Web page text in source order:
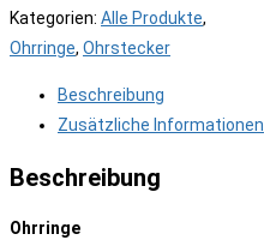
Kategorien: Alle Produkte,
Ohrringe, Ohrstecker
Beschreibung
Zusätzliche Informationen
Beschreibung
Ohrringe